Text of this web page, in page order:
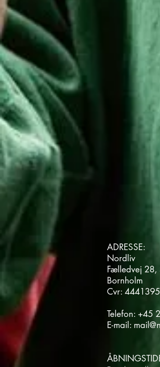
ADRESSE:
Nordliv
Fælledvej 28,
Bornholm
Cvr:
Telefon: +45
E-mail: